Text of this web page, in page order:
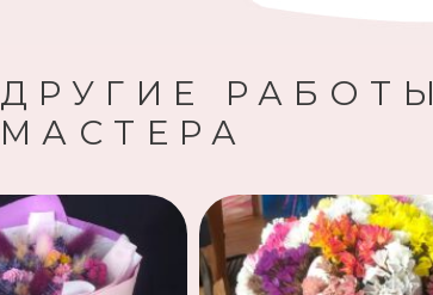
ДРУГИЕ РАБОТЫ
МАСТЕРА